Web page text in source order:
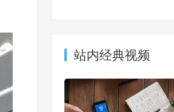
站内经典视频